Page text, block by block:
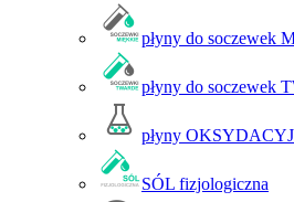
płyny do soczewek
płyny do soczewek
płyny
SÓL fizjologiczna